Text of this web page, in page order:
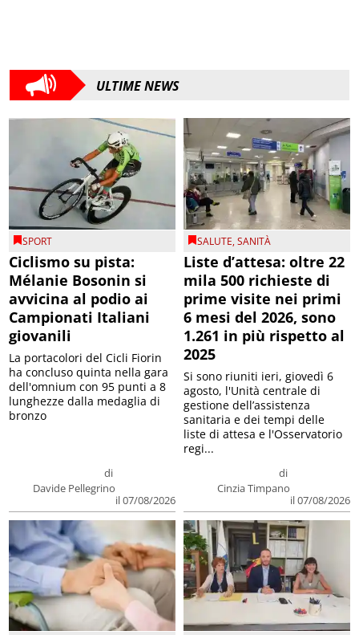
ULTIME NEWS
SPORT
Ciclismo su pista:
Mélanie Bosonin si
avvicina al podio ai
Campionati Italiani
giovanili
di
Davide Pellegrino
il 07/08/2026
La portacolori del Cicli Fiorin
ha concluso quinta nella gara
dell'omnium con 95 punti a 8
lunghezze dalla medaglia di
bronzo
SALUTE,SANITÀ
Liste d’attesa: oltre 22
mila 500 richieste di
prime visite nei primi
6 mesi del 2026, sono
1.261 in più rispetto al
2025
di
Cinzia Timpano
il 07/08/2026
Si sono riuniti ieri, giovedì 6
agosto, l'Unità centrale di
gestione dell’assistenza
sanitaria e dei tempi delle
liste di attesa e l'Osservatorio
regi...